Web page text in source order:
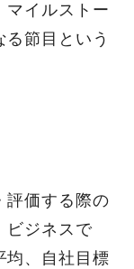
マイルストー
節目という
評価する際の
ビジネスで
均、自社目標